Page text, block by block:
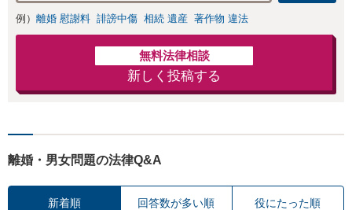
例） 離婚 慰謝料 誹謗中傷 相続 遺産 著作物 違法
無料法律相談
新しく投稿する
離婚・男女問題の法律Q&A
新着順 回答数が多い順 役にたった順